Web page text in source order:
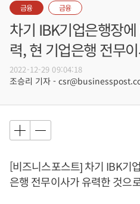
금융 금융
차기 IBK기업은행장
력, 현 기업은행 전무
2022-12-29 09:04:18
조승리 기자 -
[비즈니스포스트] 차기 IBK기
은행 전무이사가 유력한 것으